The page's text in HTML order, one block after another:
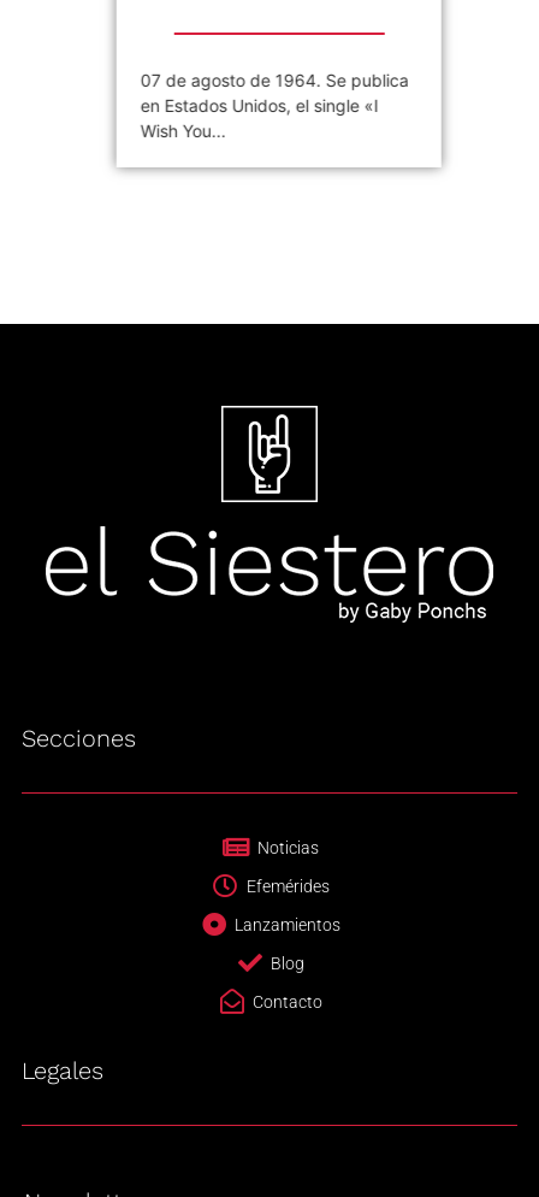
07 de agosto de 1964. Se publica
en Estados Unidos, el single «I
Wish You...
Secciones
Noticias
Efemérides
Lanzamientos
Blog
Contacto
Legales